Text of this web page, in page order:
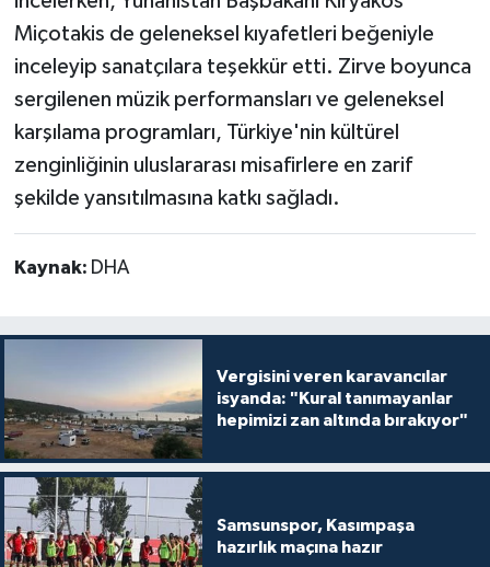
Miçotakis de geleneksel kıyafetleri beğeniyle
inceleyip sanatçılara teşekkür etti. Zirve boyunca
sergilenen müzik performansları ve geleneksel
karşılama programları, Türkiye'nin kültürel
zenginliğinin uluslararası misafirlere en zarif
şekilde yansıtılmasına katkı sağladı.
Kaynak: DHA
Vergisini veren karavancılar
isyanda: "Kural tanımayanlar
hepimizi zan altında bırakıyor"
Samsunspor, Kasımpaşa
hazırlık maçına hazır